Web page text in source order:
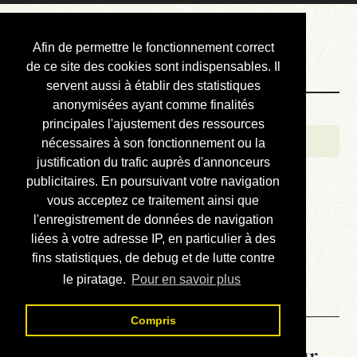
Afin de permettre le fonctionnement correct
de ce site des cookies sont indispensables. Il
servent aussi à établir des statistiques
anonymisées ayant comme finalités
principales l'ajustement des ressources
nécessaires à son fonctionnement ou la
justification du trafic auprès d'annonceurs
publicitaires. En poursuivant votre navigation
vous acceptez ce traitement ainsi que
l'enregistrement de données de navigation
liées à votre adresse IP, en particulier à des
fins statistiques, de debug et de lutte contre
le piratage. Pour en savoir plus
Compris
Courbis, « LE »
Blog Officiel
Bienvenue
Réalisations
Divers (et d’été)
Annonces
Liens externes
Téléchargement
Contact